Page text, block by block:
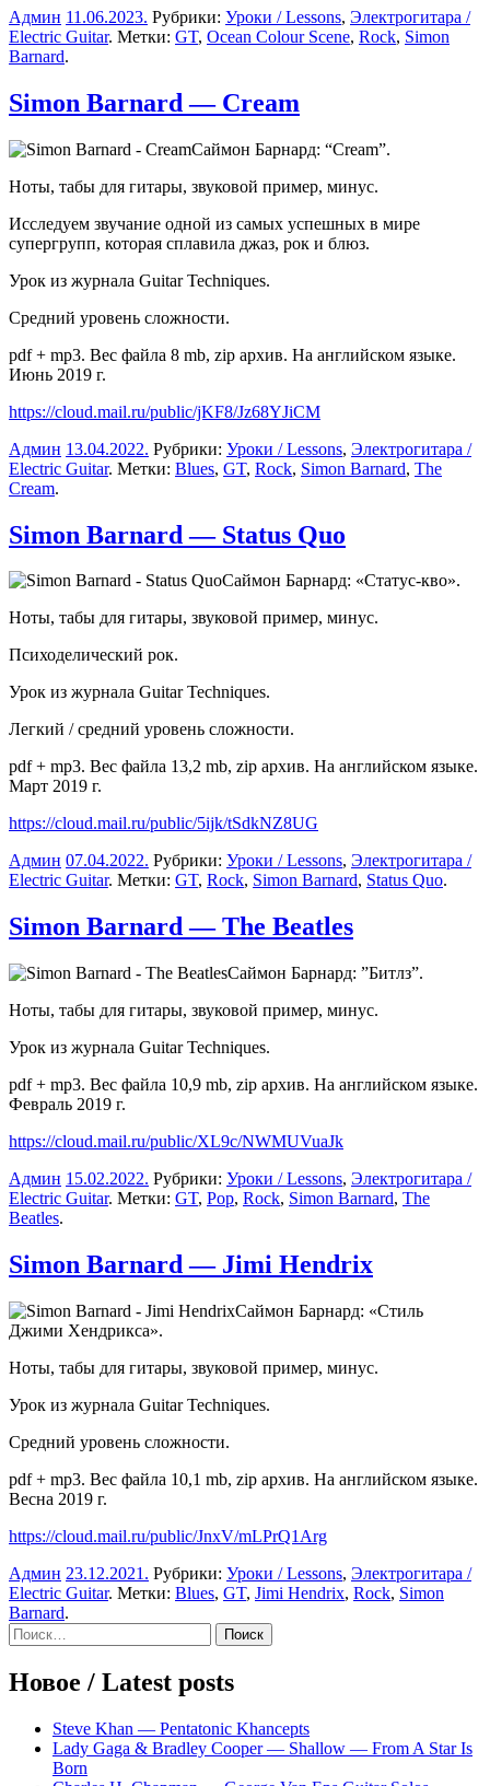
Админ 11.06.2023. Рубрики: Уроки / Lessons, Электрогитара /
Electric Guitar. Метки: GT, Ocean Colour Scene, Rock, Simon
Barnard.
Simon Barnard — Cream
Саймон Барнард: “Cream”.
Ноты, табы для гитары, звуковой пример, минус.
Исследуем звучание одной из самых успешных в мире
супергрупп, которая сплавила джаз, рок и блюз.
Урок из журнала Guitar Techniques.
Средний уровень сложности.
pdf + mp3. Вес файла 8 mb, zip архив. На английском языке.
Июнь 2019 г.
https://cloud.mail.ru/public/jKF8/Jz68YJiCM
Админ 13.04.2022. Рубрики: Уроки / Lessons, Электрогитара /
Electric Guitar. Метки: Blues, GT, Rock, Simon Barnard, The
Cream.
Simon Barnard — Status Quo
Саймон Барнард: «Статус-кво».
Ноты, табы для гитары, звуковой пример, минус.
Психоделический рок.
Урок из журнала Guitar Techniques.
Легкий / cредний уровень сложности.
pdf + mp3. Вес файла 13,2 mb, zip архив. На английском языке.
Март 2019 г.
https://cloud.mail.ru/public/5ijk/tSdkNZ8UG
Админ 07.04.2022. Рубрики: Уроки / Lessons, Электрогитара /
Electric Guitar. Метки: GT, Rock, Simon Barnard, Status Quo.
Simon Barnard — The Beatles
Саймон Барнард: ”Битлз”.
Ноты, табы для гитары, звуковой пример, минус.
Урок из журнала Guitar Techniques.
pdf + mp3. Вес файла 10,9 mb, zip архив. На английском языке.
Февраль 2019 г.
https://cloud.mail.ru/public/XL9c/NWMUVuaJk
Админ 15.02.2022. Рубрики: Уроки / Lessons, Электрогитара /
Electric Guitar. Метки: GT, Pop, Rock, Simon Barnard, The
Beatles.
Simon Barnard — Jimi Hendrix
Саймон Барнард: «Стиль
Джими Хендрикса».
Ноты, табы для гитары, звуковой пример, минус.
Урок из журнала Guitar Techniques.
Средний уровень сложности.
pdf + mp3. Вес файла 10,1 mb, zip архив. На английском языке.
Весна 2019 г.
https://cloud.mail.ru/public/JnxV/mLPrQ1Arg
Админ 23.12.2021 . Рубрики: Уроки / Lessons, Электрогитара /
Electric Guitar. Метки: Blues, GT, Jimi Hendrix, Rock, Simon
Barnard.
Sidebar
Найти:
Новое / Latest posts
Steve Khan — Pentatonic Khancepts
Lady Gaga & Bradley Cooper — Shallow — From A Star Is
Born